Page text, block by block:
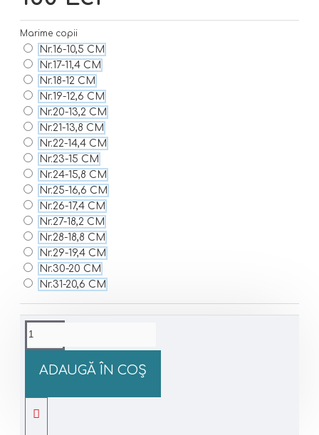
Marime copii
Nr.16-10,5 CM
Nr.17-11,4 CM
Nr.18-12 CM
Nr.19-12,6 CM
Nr.20-13,2 CM
Nr.21-13,8 CM
Nr.22-14,4 CM
Nr.23-15 CM
Nr.24-15,8 CM
Nr.25-16,6 CM
Nr.26-17,4 CM
Nr.27-18,2 CM
Nr.28-18,8 CM
Nr.29-19,4 CM
Nr.30-20 CM
Nr.31-20,6 CM
ADAUGĂ ÎN COŞ